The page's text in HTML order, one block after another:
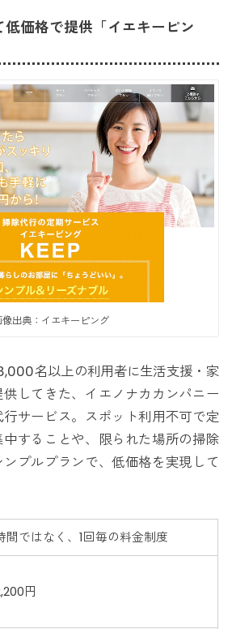
価格で提供「イエキーピン
像出典：イエキーピング
名以上の利用者に生活支援・家
してきた、イエノナカカンパニー
サービス。スポット利用不可で定
することや、限られた場所の掃除
プルプランで、低価格を実現して
間ではなく、1回毎の料金制度
円